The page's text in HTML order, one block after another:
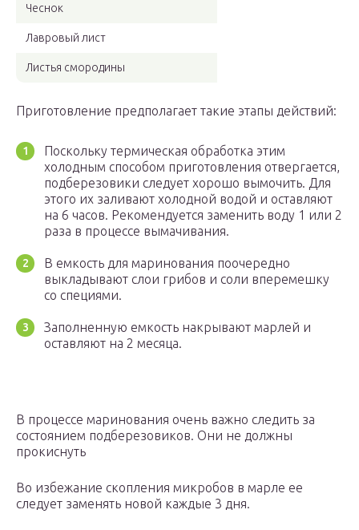
Чеснок
Лавровый лист
Листья смородины
Приготовление предполагает такие этапы действий:
Поскольку термическая обработка этим
холодным способом приготовления отвергается,
подберезовики следует хорошо вымочить. Для
этого их заливают холодной водой и оставляют
на 6 часов. Рекомендуется заменить воду 1 или 2
раза в процессе вымачивания.
В емкость для маринования поочередно
выкладывают слои грибов и соли вперемешку
со специями.
Заполненную емкость накрывают марлей и
оставляют на 2 месяца.
В процессе маринования очень важно следить за
состоянием подберезовиков. Они не должны
прокиснуть
Во избежание скопления микробов в марле ее
следует заменять новой каждые 3 дня.